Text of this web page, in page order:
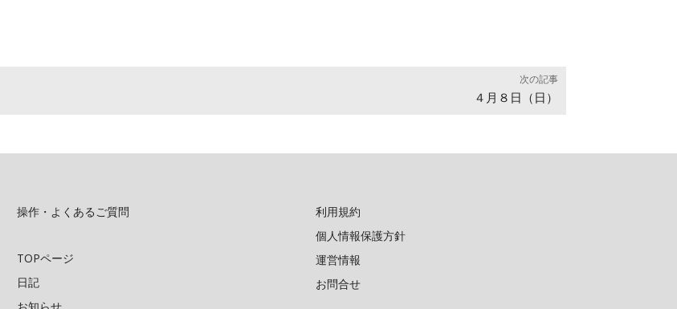
次の記事
４月８日（日）
操作・よくあるご質問
TOPページ
日記
利用規約
個人情報保護方針
運営情報
お問合せ